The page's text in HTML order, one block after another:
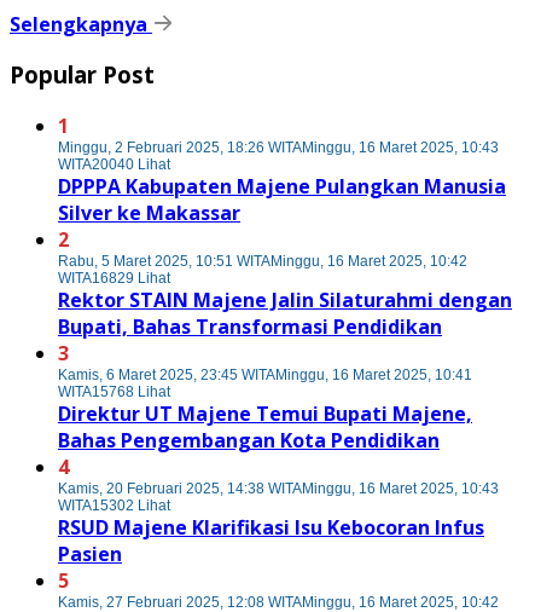
Selengkapnya
Popular Post
1
Minggu, 2 Februari 2025, 18:26 WITAMinggu, 16 Maret 2025, 10:43
WITA20040 Lihat
DPPPA Kabupaten Majene Pulangkan Manusia
Silver ke Makassar
2
Rabu, 5 Maret 2025, 10:51 WITAMinggu, 16 Maret 2025, 10:42
WITA16829 Lihat
Rektor STAIN Majene Jalin Silaturahmi dengan
Bupati, Bahas Transformasi Pendidikan
3
Kamis, 6 Maret 2025, 23:45 WITAMinggu, 16 Maret 2025, 10:41
WITA15768 Lihat
Direktur UT Majene Temui Bupati Majene,
Bahas Pengembangan Kota Pendidikan
4
Kamis, 20 Februari 2025, 14:38 WITAMinggu, 16 Maret 2025, 10:43
WITA15302 Lihat
RSUD Majene Klarifikasi Isu Kebocoran Infus
Pasien
5
Kamis, 27 Februari 2025, 12:08 WITAMinggu, 16 Maret 2025, 10:42